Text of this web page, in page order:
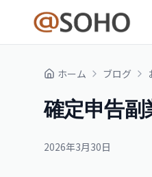
ホーム ブログ
確定申告副
2026年3月30日